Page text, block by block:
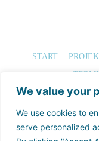
We value your
We use cookies to
serve personalized
START